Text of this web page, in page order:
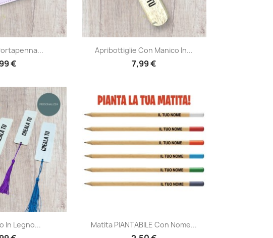
€
Anteprima
Apribottiglie Con Manico In...
7,99 €
In Legno... Anteprima
Matita PIANTABILE Con Nome...